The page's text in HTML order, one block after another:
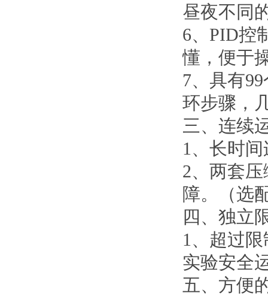
昼夜不同
6、 PID控
懂，便于
7、 具有
环步骤，
三、 连续
1、 长时间
2、 两套
障。（选
四、 独立
1、 超过
实验安全
五、 方便